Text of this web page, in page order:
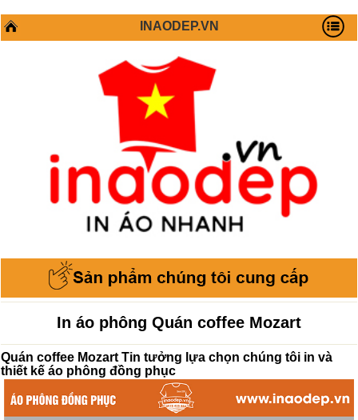
INAODEP.VN
In áo phông Quán coffee Mozart
Quán coffee Mozart Tin tưởng lựa chọn chúng tôi in và
thiết kế áo phông đồng phục